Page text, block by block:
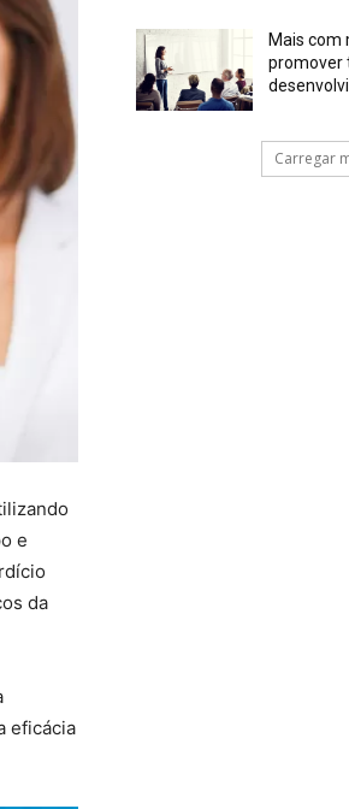
e
da
eficácia
Mais com
promover
Carregar